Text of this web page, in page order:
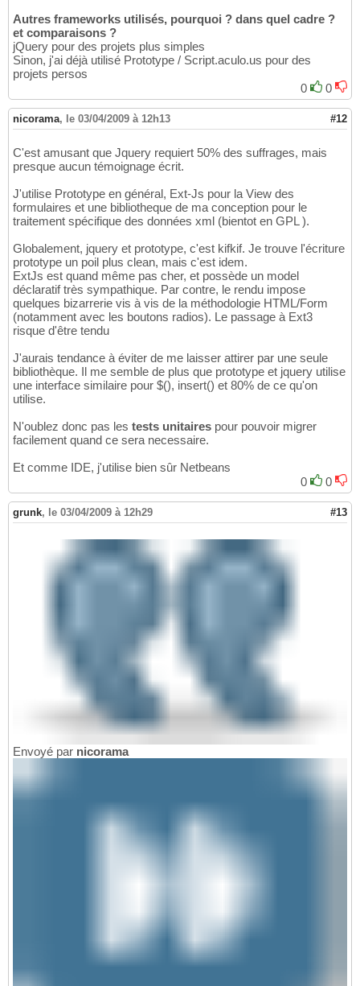
Autres frameworks utilisés, pourquoi ? dans quel cadre ?
et comparaisons ?
jQuery pour des projets plus simples
Sinon, j'ai déjà utilisé Prototype / Script.aculo.us pour des
projets persos
0
0
nicorama, le 03/04/2009 à 12h13 #12
C'est amusant que Jquery requiert 50% des suffrages, mais
presque aucun témoignage écrit.
J'utilise Prototype en général, Ext-Js pour la View des
formulaires et une bibliotheque de ma conception pour le
traitement spécifique des données xml (bientot en GPL ).
Globalement, jquery et prototype, c'est kifkif. Je trouve l'écriture
prototype un poil plus clean, mais c'est idem.
ExtJs est quand même pas cher, et possède un model
déclaratif très sympathique. Par contre, le rendu impose
quelques bizarrerie vis à vis de la méthodologie HTML/Form
(notamment avec les boutons radios). Le passage à Ext3
risque d'être tendu
J'aurais tendance à éviter de me laisser attirer par une seule
bibliothèque. Il me semble de plus que prototype et jquery utilise
une interface similaire pour $(), insert() et 80% de ce qu'on
utilise.
N'oublez donc pas les tests unitaires pour pouvoir migrer
facilement quand ce sera necessaire.
Et comme IDE, j'utilise bien sûr Netbeans
0
0
grunk, le 03/04/2009 à 12h29 #13
Envoyé par nicorama